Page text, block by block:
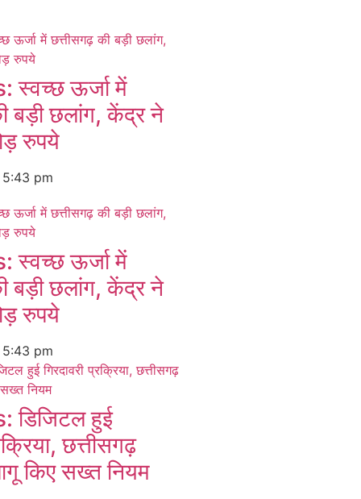
स्वच्छ ऊर्जा में
बड़ी छलांग, केंद्र ने
रुपये
5:43 pm
स्वच्छ ऊर्जा में
बड़ी छलांग, केंद्र ने
रुपये
5:43 pm
डिजिटल हुई
छत्तीसगढ़
किए सख्त नियम